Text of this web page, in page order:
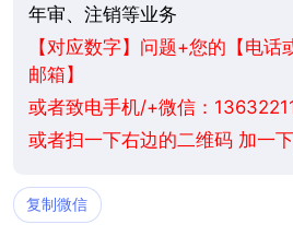
年审、注销等业务
【对应数字】问题+您的【电话
邮箱】
或者致电手机/+微信：
或者扫一下右边的二维码 加一
复制微信